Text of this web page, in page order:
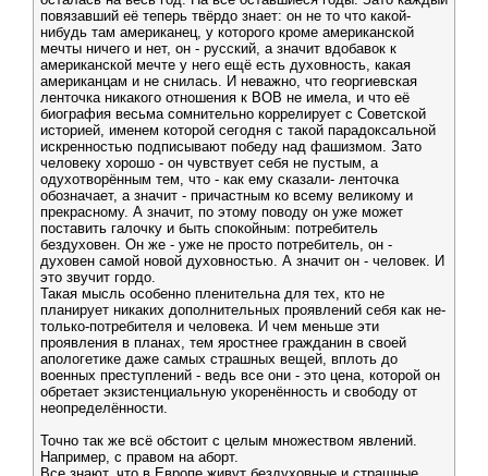
повязавший её теперь твёрдо знает: он не то что какой-
нибудь там американец, у которого кроме американской
мечты ничего и нет, он - русский, а значит вдобавок к
американской мечте у него ещё есть духовность, какая
американцам и не снилась. И неважно, что георгиевская
ленточка никакого отношения к ВОВ не имела, и что её
биография весьма сомнительно коррелирует с Советской
историей, именем которой сегодня с такой парадоксальной
искренностью подписывают победу над фашизмом. Зато
человеку хорошо - он чувствует себя не пустым, а
одухотворённым тем, что - как ему сказали- ленточка
обозначает, а значит - причастным ко всему великому и
прекрасному. А значит, по этому поводу он уже может
поставить галочку и быть спокойным: потребитель
бездуховен. Он же - уже не просто потребитель, он -
духовен самой новой духовностью. А значит он - человек. И
это звучит гордо.
Такая мысль особенно пленительна для тех, кто не
планирует никаких дополнительных проявлений себя как не-
только-потребителя и человека. И чем меньше эти
проявления в планах, тем яростнее гражданин в своей
апологетике даже самых страшных вещей, вплоть до
военных преступлений - ведь все они - это цена, которой он
обретает экзистенциальную укоренённость и свободу от
неопределённости.
Точно так же всё обстоит с целым множеством явлений.
Например, с правом на аборт.